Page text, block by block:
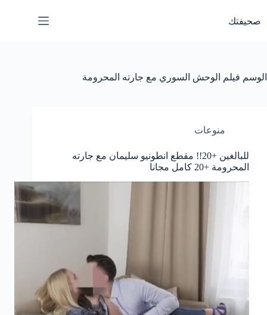
المحتوى
صحيفتك
الوسم فيلم الوحش السوري مع جارته المحرومة
منوعات
للبالغين +20!! مقطع انطونيو سليمان مع جارته
المحرومة +20 كامل مجانا